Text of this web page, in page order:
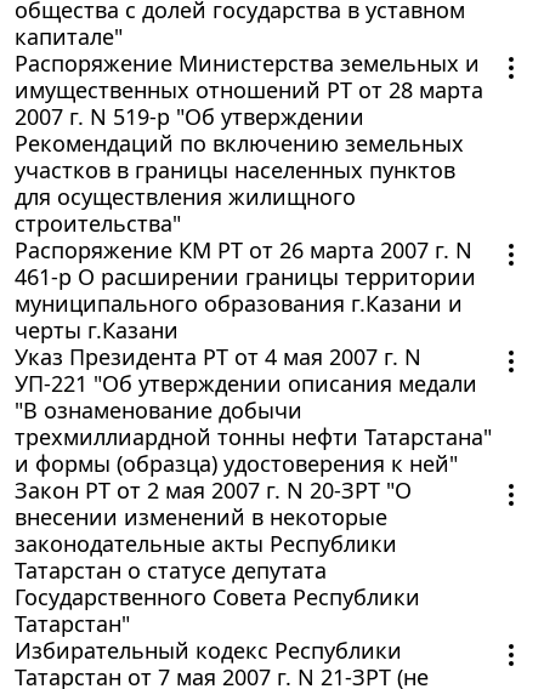
общества с долей государства в уставном
капитале"
Распоряжение Министерства земельных и
имущественных отношений РТ от 28 марта
2007 г. N 519-р "Об утверждении
Рекомендаций по включению земельных
участков в границы населенных пунктов
для осуществления жилищного
строительства"
Распоряжение КМ РТ от 26 марта 2007 г. N
461-р О расширении границы территории
муниципального образования г.Казани и
черты г.Казани
Указ Президента РТ от 4 мая 2007 г. N
УП-221 "Об утверждении описания медали
"В ознаменование добычи
трехмиллиардной тонны нефти Татарстана"
и формы (образца) удостоверения к ней"
Закон РТ от 2 мая 2007 г. N 20-ЗРТ "О
внесении изменений в некоторые
законодательные акты Республики
Татарстан о статусе депутата
Государственного Совета Республики
Татарстан"
Избирательный кодекс Республики
Татарстан от 7 мая 2007 г. N 21-ЗРТ (не